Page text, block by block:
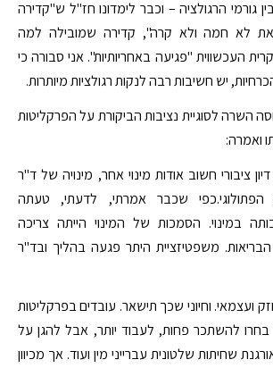
גורמי הרגולציה – וכבר לימדונו חז"ל ש"קדירה
לא חמה ולא קרה", קדירה שמובילה למה
העכשווית "פגיעה באחריותיות". אני סבורה כי
יש חשיבות רבה לנקות רגולציות מיותרות.
השרה לסוגיית נציבות הביקורת על הפרקליטות
ואמרה:
ציבורי חשוב אודות מינוי אחר, מינויה של ד"ר
הפתולוגי.כפי שכבר אמרתי, לדעתי, טעתה
במינוי. הסמכות של המינוי הייתה צריכה
משפטיזציית היתר פגעה בהליך ובד"ר
ועצמאי. וחיוני שכך תישאר. עובדים בפרקליטות
להשתכר פחות, לעבוד יותר, אבל להגן על
שחיתות שלטונית עברייני מין ועוד. אך מכיוון